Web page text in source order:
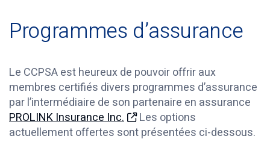
Programmes d’assurance
Le CCPSA est heureux de pouvoir offrir aux
membres certifiés divers programmes d’assurance
par l’intermédiaire de son partenaire en assurance
PROLINK Insurance Inc.
Les options
actuellement offertes sont présentées ci-dessous.